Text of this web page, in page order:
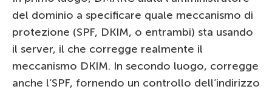
del dominio a specificare quale meccanismo di
protezione (SPF, DKIM, o entrambi) sta usando
il server, il che corregge realmente il
meccanismo DKIM. In secondo luogo, corregge
anche l’SPF, fornendo un controllo dell’indirizzo